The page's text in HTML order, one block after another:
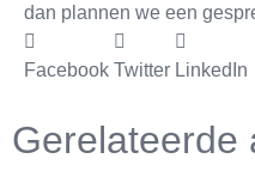
dan plannen we een
Facebook Twitter LinkedIn
Gerelateerde